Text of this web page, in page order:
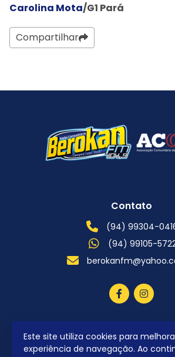
Carolina Mota/G1 Pará
Compartilhar
Este site utiliza cookies para
experiência de navegação. Ao
Contato
(94) 99304-
(94) 99105-
2026 © Todos os direitos